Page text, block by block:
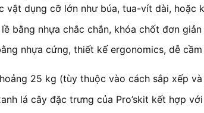
vật dụng cỡ lớn như búa, tua-vít dài, hoặc
lề bằng nhựa chắc chắn, khóa chốt đơn
nhựa cứng, thiết kế ergonomics, dễ
25 kg (tùy thuộc vào cách sắp xếp
lá cây đặc trưng của Pro’skit kết hợp